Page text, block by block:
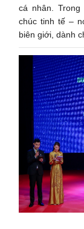
cá nhân.
chúc tinh tế –
biên giới, dành